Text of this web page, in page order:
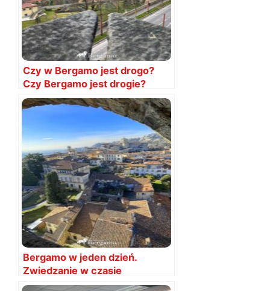
Czy w Bergamo jest drogo?
Czy Bergamo jest drogie?
Ceny!
Bergamo w jeden dzień.
Zwiedzanie w czasie
przesiadki TRASA+PORADY